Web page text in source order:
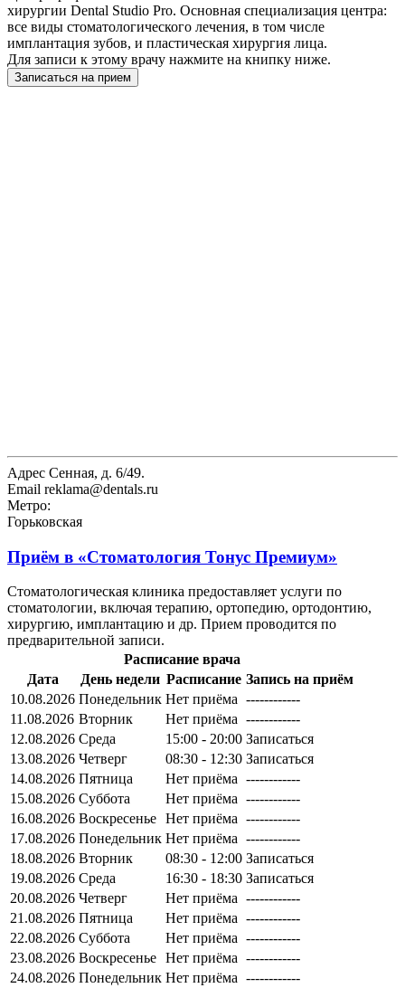
хирургии Dental Studio Pro. Основная специализация центра:
все виды стоматологического лечения, в том числе
имплантация зубов, и пластическая хирургия лица.
Для записи к этому врачу нажмите на книпку ниже.
Записаться на прием
Адрес Сенная, д. 6/49.
Email reklama@dentals.ru
Метро:
Горьковская
Приём в «Стоматология Тонус Премиум»
Стоматологическая клиника предоставляет услуги по
стоматологии, включая терапию, ортопедию, ортодонтию,
хирургию, имплантацию и др. Прием проводится по
предварительной записи.
Расписание врача
Дата
День недели Расписание Запись на приём
10.08.2026 Понедельник Нет приёма ------------
11.08.2026 Вторник Нет приёма ------------
12.08.2026 Среда 15:00 - 20:00 Записаться
13.08.2026 Четверг 08:30 - 12:30 Записаться
14.08.2026 Пятница Нет приёма ------------
15.08.2026 Суббота Нет приёма ------------
16.08.2026 Воскресенье Нет приёма ------------
17.08.2026 Понедельник Нет приёма ------------
18.08.2026 Вторник 08:30 - 12:00 Записаться
19.08.2026 Среда 16:30 - 18:30 Записаться
20.08.2026 Четверг Нет приёма ------------
21.08.2026 Пятница Нет приёма ------------
22.08.2026 Суббота Нет приёма ------------
23.08.2026 Воскресенье Нет приёма ------------
24.08.2026 Понедельник Нет приёма ------------